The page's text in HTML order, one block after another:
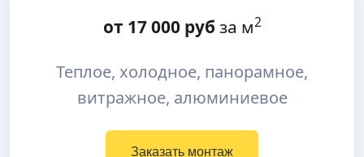
от 17 000руб за м2
Теплое, холодное, панорамное,
витражное, алюминиевое
Заказать монтаж